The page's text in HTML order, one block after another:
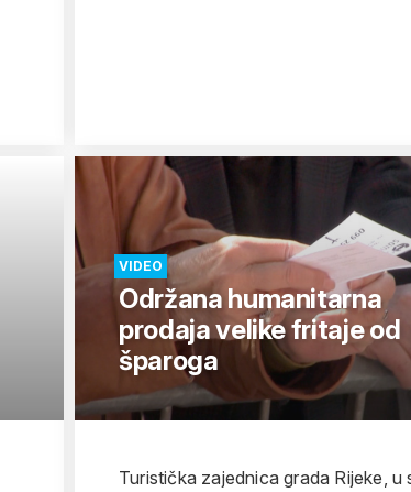
VIDEO
Održana humanitarna
prodaja velike fritaje od
šparoga
Turistička zajednica grada Rijeke, u